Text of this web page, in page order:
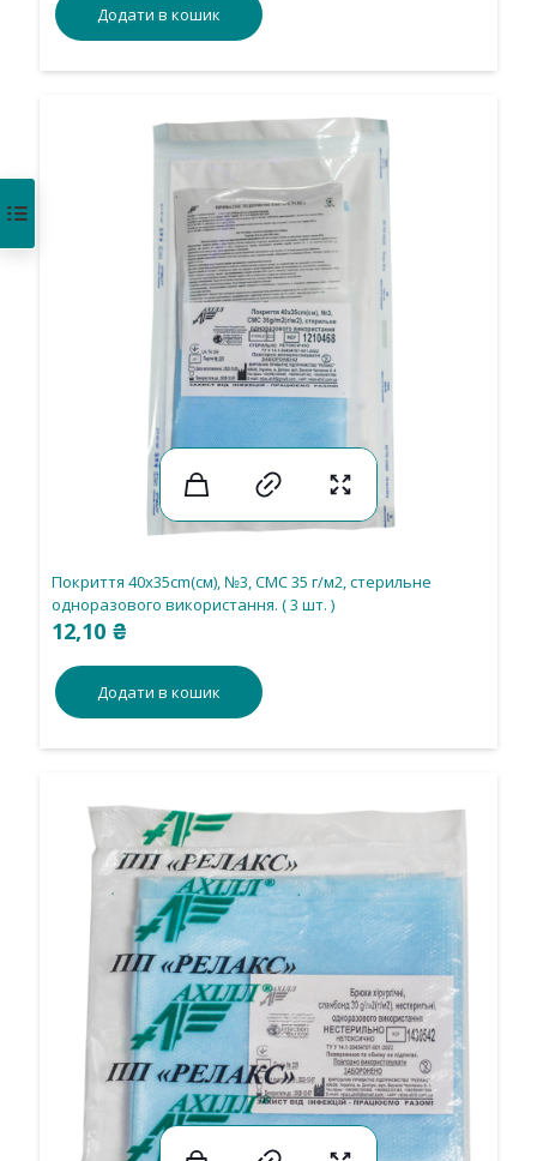
Додати в кошик
Покриття 40х35cm(см), №3, СМС 35 г/м2, стерильне
одноразового використання. ( 3 шт. )
12,10 ₴
Додати в кошик